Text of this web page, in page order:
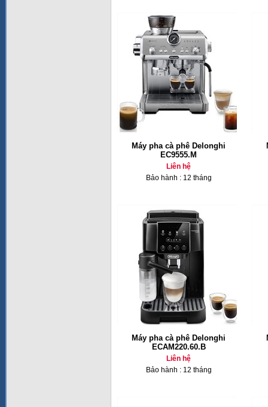
Máy pha cà phê Delonghi
EC9555.M
Liên hệ
Bảo hành : 12 tháng
Máy pha cà phê Delonghi
ECAM220.60.B
Liên hệ
Bảo hành : 12 tháng